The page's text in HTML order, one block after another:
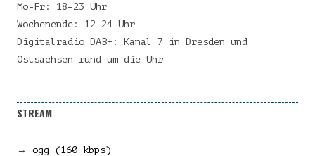
Mo-Fr: 18–23 Uhr
Wochenende: 12–24 Uhr
Digitalradio DAB+: Kanal 7 in Dresden und
Ostsachsen rund um die Uhr
STREAM
→ ogg (160 kbps)